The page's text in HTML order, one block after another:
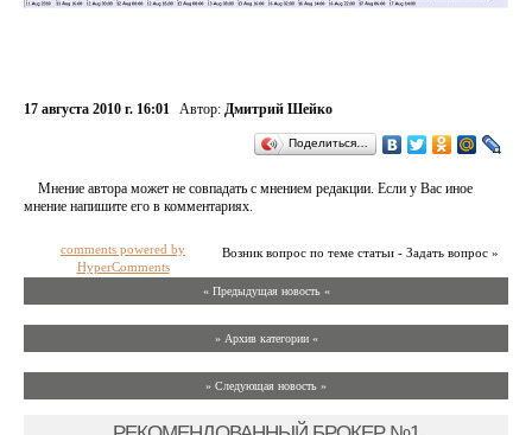
17 августа 2010 г. 16:01 Автор: Дмитрий Шейко
Поделиться…
Мнение автора может не совпадать с мнением редакции. Если у Вас иное
мнение напишите его в комментариях.
Возник вопрос по теме статьи - Задать вопрос »
comments powered by
HyperComments
« Предыдущая новость «
» Архив категории «
» Следующая новость »